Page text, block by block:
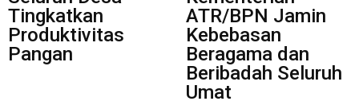
Tingkatkan
Produktivitas
Pangan
ATR/BPN Jamin
Kebebasan
Beragama dan
Beribadah Seluruh
Umat